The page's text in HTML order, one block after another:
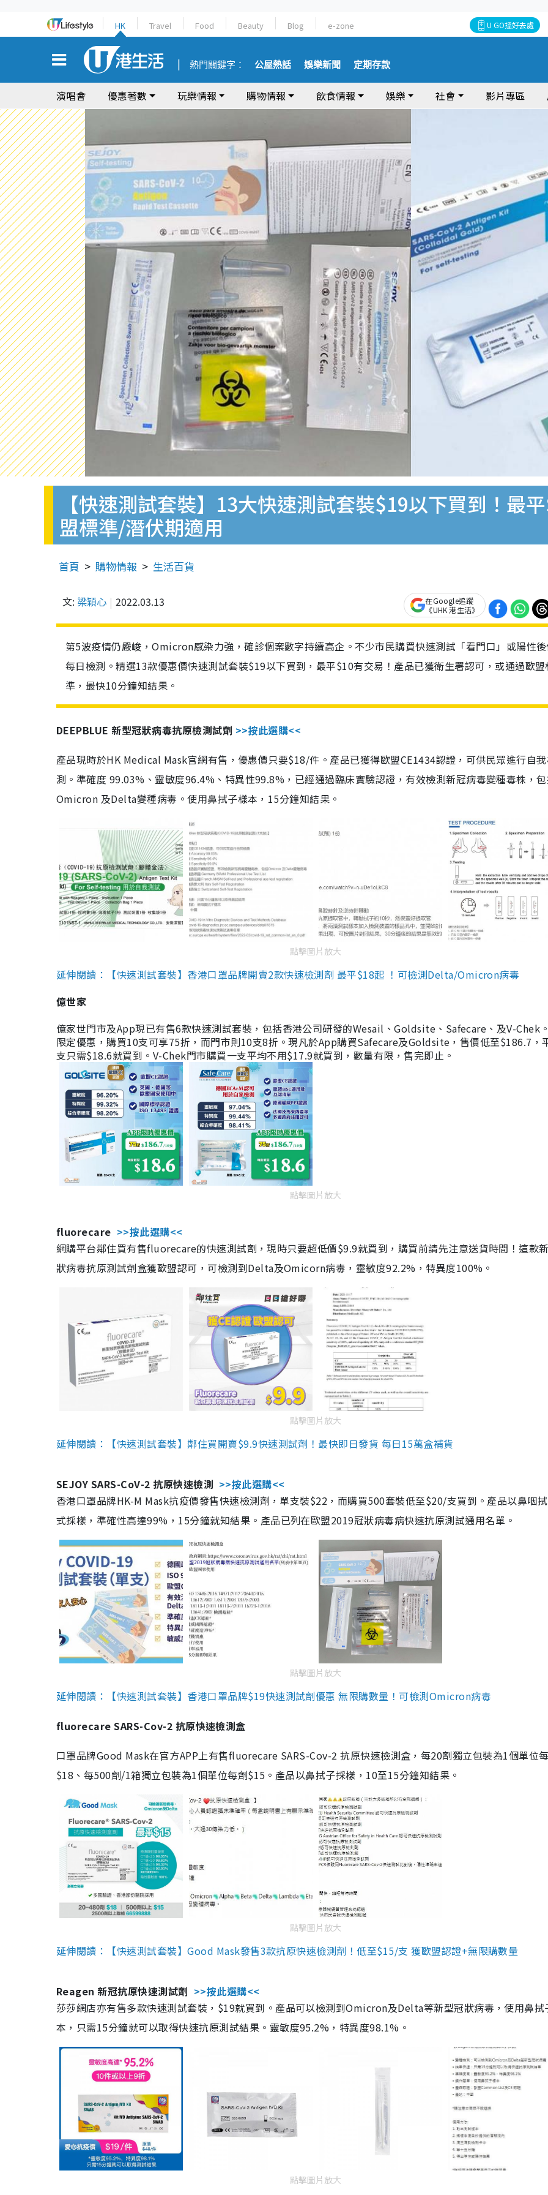
HK Travel Food Beauty Blog e-zone U GO搵好去處
熱門關鍵字： 公屋熱話 娛樂新聞 定期存款
演唱會 優惠著數 玩樂情報 購物情報 飲食情報 娛樂 社會 影片專區
【快速測試套裝】13大快速測試套裝$19以下買到！最
盟標準/潛伏期適用
首頁 購物情報 生活百貨
文: 梁穎心 2022.03.13
在Google追蹤
《UHK 港生活》
第5波疫情仍嚴峻，Omicron感染力強，確診個案數字持續高企。不少市民購買快速測試「看門口」或陽性
每日檢測。精選13款優惠價快速測試套裝$19以下買到，最平$10有交易！產品已獲衛生署認可，或通過歐盟
準，最快10分鐘知結果。
DEEPBLUE 新型冠狀病毒抗原檢測試劑 >>按此選購<<
產品現時於HK Medical Mask官網有售，優惠價只要$18/件。產品已獲得歐盟CE1434認證，可供民眾進行自
測。準確度 99.03%、靈敏度96.4%、特異性99.8%，已經通過臨床實驗認證，有效檢測新冠病毒變種毒株，
Omicron 及Delta變種病毒。使用鼻拭子樣本，15分鐘知結果。
點擊圖片放大
延伸閱讀：【快速測試套裝】香港口罩品牌開賣2款快速檢測劑 最平$18起 ！可檢測Delta/Omicron病毒
億世家
億家世門市及App現已有售6款快速測試套裝，包括香港公司研發的Wesail、Goldsite、Safecare、及V-Chek
限定優惠，購買10支可享75折，而門市則10支8折。現凡於App購買Safecare及Goldsite，售價低至$186.7，
支只需$18.6就買到。V-Chek門市購買一支平均不用$17.9就買到，數量有限，售完即止。
點擊圖片放大
fluorecare >>按此選購<<
網購平台鄰住買有售fluorecare的快速測試劑，現時只要超低價$9.9就買到，購買前請先注意送貨時間！這款
狀病毒抗原測試劑盒獲歐盟認可，可檢測到Delta及Omicorn病毒，靈敏度92.2%，特異度100%。
點擊圖片放大
延伸閱讀：【快速測試套裝】鄰住買開賣$9.9快速測試劑！最快即日發貨 每日15萬盒補貨
SEJOY SARS-CoV-2 抗原快速檢測 >>按此選購<<
香港口罩品牌HK-M Mask抗疫價發售快速檢測劑，單支裝$22，而購買500套裝低至$20/支買到。產品以鼻咽
式採樣，準確性高達99%，15分鐘就知結果。產品已列在歐盟2019冠狀病毒病快速抗原測試通用名單。
點擊圖片放大
延伸閱讀：【快速測試套裝】香港口罩品牌$19快速測試劑優惠 無限購數量！可檢測Omicron病毒
fluorecare SARS-Cov-2 抗原快速檢測盒
口罩品牌Good Mask在官方APP上有售fluorecare SARS-Cov-2 抗原快速檢測盒，每20劑獨立包裝為1個單位
$18、每500劑/1箱獨立包裝為1個單位每劑$15。產品以鼻拭子採樣，10至15分鐘知結果。
點擊圖片放大
延伸閱讀：【快速測試套裝】Good Mask發售3款抗原快速檢測劑！低至$15/支 獲歐盟認證+無限購數量
Reagen 新冠抗原快速測試劑 >>按此選購<<
莎莎網店亦有售多款快速測試套裝，$19就買到。產品可以檢測到Omicron及Delta等新型冠狀病毒，使用鼻拭
本，只需15分鐘就可以取得快速抗原測試結果。靈敏度95.2%，特異度98.1%。
點擊圖片放大